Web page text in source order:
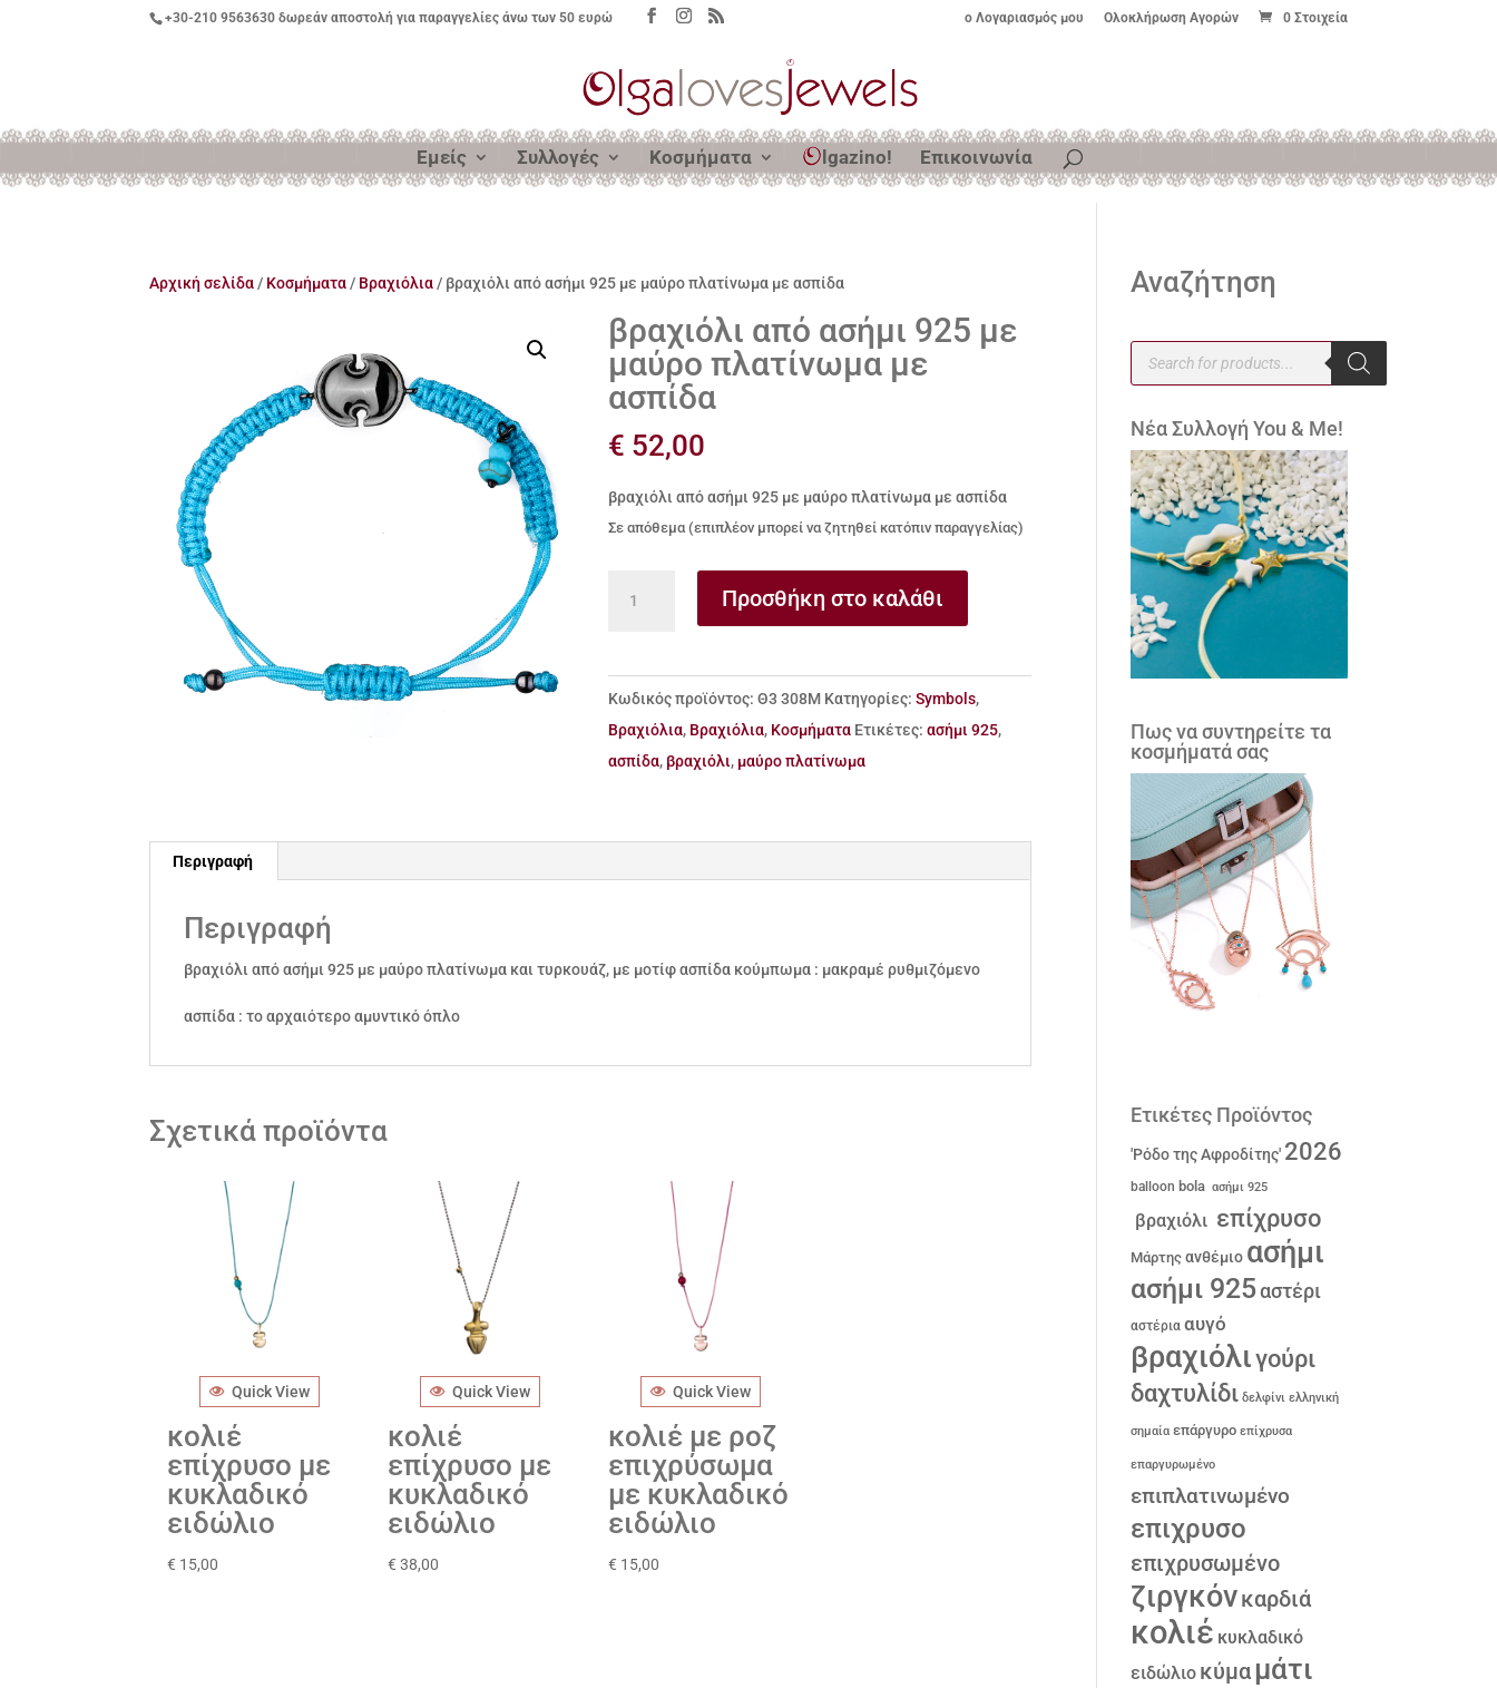
+30-210 9563630 δωρεάν αποστολή για παραγγελίες άνω των 50 ευρώ ο Λογαριασμός μου Ολοκλήρωση Αγορών 0 Στοιχεία
Εμείς Συλλογές Κοσμήματα lgazino! Επικοινωνία
Αρχική σελίδα / Κοσμήματα / Βραχιόλια / βραχιόλι από ασήμι 925 με μαύρο πλατίνωμα με ασπίδα
βραχιόλι από ασήμι 925 με
μαύρο πλατίνωμα με
ασπίδα
€ 52,00
βραχιόλι από ασήμι 925 με μαύρο πλατίνωμα με ασπίδα
Σε απόθεμα (επιπλέον μπορεί να ζητηθεί κατόπιν παραγγελίας)
925
με
μαύρο
πλατίνωμα
Προσθήκη στο καλάθι
Κωδικός προϊόντος:Θ3 308Μ Κατηγορίες:Symbols,
Βραχιόλια, Βραχιόλια, Κοσμήματα Ετικέτες:ασήμι 925,
ασπίδα, βραχιόλι, μαύρο πλατίνωμα
Περιγραφή
Περιγραφή
βραχιόλι από ασήμι 925 με μαύρο πλατίνωμα και τυρκουάζ, με μοτίφ ασπίδα κούμπωμα : μακραμέ ρυθμιζόμενο
ασπίδα : το αρχαιότερο αμυντικό όπλο
Σχετικά προϊόντα
Quick View
κολιέ
επίχρυσο με
κυκλαδικό
ειδώλιο
€ 15,00
Quick View
κολιέ
επίχρυσο με
κυκλαδικό
ειδώλιο
€ 38,00
Quick View
κολιέ με ροζ
επιχρύσωμα
με κυκλαδικό
ειδώλιο
€ 15,00
Αναζήτηση
Products
search
Νέα Συλλογή You & Me!
Πως να συντηρείτε τα
κοσμήματά σας
Ετικέτες Προϊόντος
'Ρόδο της Αφροδίτης' 2026
balloon bola ασήμι 925
βραχιόλι επίχρυσο
Μάρτης ανθέμιο ασήμι
ασήμι 925αστέρι
αστέρια αυγό
βραχιόλιγούρι
δαχτυλίδι δελφίνι ελληνική
σημαία επάργυρο επίχρυσα
επαργυρωμένο
επιπλατινωμένο
επιχρυσο
επιχρυσωμένο
ζιργκόνκαρδιά
κολιέ κυκλαδικό
ειδώλιο κύμα μάτι